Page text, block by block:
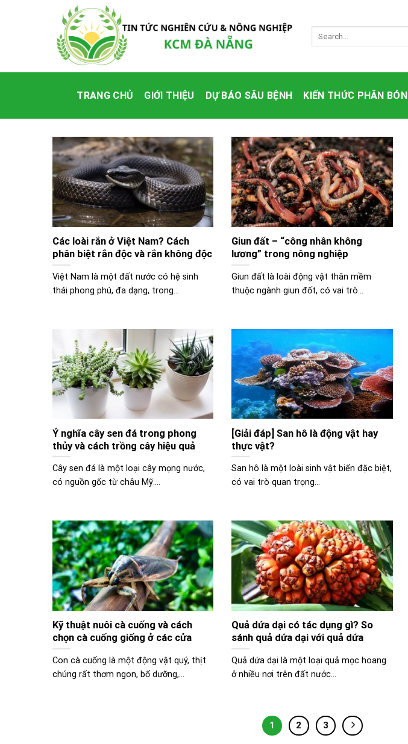
TRANG CHỦ GIỚI THIỆU DỰ BÁO SÂU BỆNH KIẾN THỨC PHÂN BÓN
Các loài rắn ở Việt Nam? Cách
phân biệt rắn độc và rắn không độc
Việt Nam là một đất nước có hệ sinh
thái phong phú, đa dạng, trong...
Giun đất – “công nhân không
lương” trong nông nghiệp
Giun đất là loài động vật thân mềm
thuộc ngành giun đốt, có vai trò...
Ý nghĩa cây sen đá trong phong
thủy và cách trồng cây hiệu quả
Cây sen đá là một loại cây mọng nước,
có nguồn gốc từ châu Mỹ....
[Giải đáp] San hô là động vật hay
thực vật?
San hô là một loài sinh vật biển đặc biệt,
có vai trò quan trọng...
Kỹ thuật nuôi cà cuống và cách
chọn cà cuống giống ở các cửa
hàng bán côn trùng
Con cà cuống là một động vật quý, thịt
chúng rất thơm ngon, bổ dưỡng,...
Quả dứa dại có tác dụng gì? So
sánh quả dứa dại với quả dứa
thường
Quả dứa dại là một loại quả mọc hoang
ở nhiều nơi trên đất nước...
1 2 3